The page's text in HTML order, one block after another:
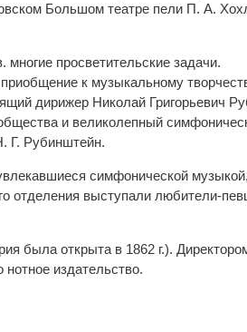
Большом театре пели П. А.
просветительские задачи.
к музыкальному
дирижер Николай Григорьевич
и великолепный
Г. Рубинштейн.
симфонической
отделения выступали любители-
была открыта в 1862 г.).
издательство.